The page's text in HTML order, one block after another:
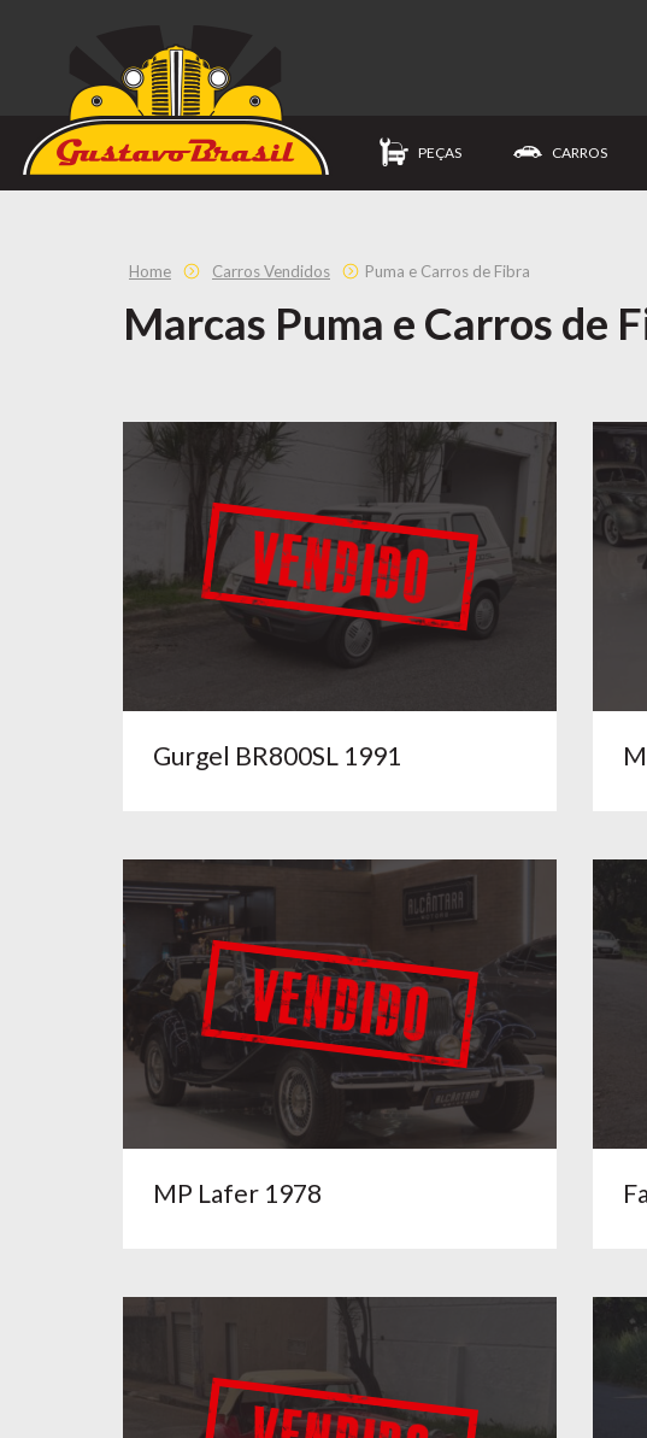
PEÇAS CARROS
Home Carros Vendidos Puma e Carros de Fibra
Marcas Puma e Carros de
Gurgel BR800SL 1991
MP Lafer 1978